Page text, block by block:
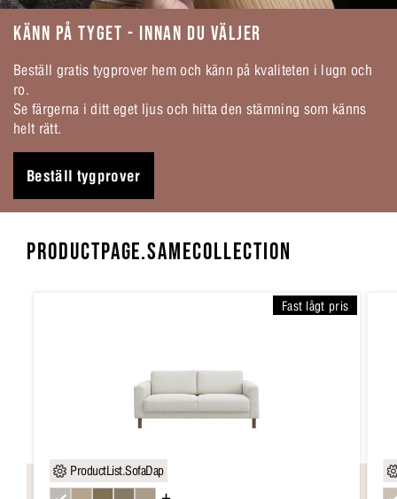
KÄNN PÅ TYGET - INNAN DU VÄLJER
Beställ gratis tygprover hem och känn på kvaliteten i lugn och
ro.
Se färgerna i ditt eget ljus och hitta den stämning som känns
helt rätt.
Beställ tygprover
PRODUCTPAGE.SAMECOLLECTION
Fast lågt pris
ProductList.SofaDap